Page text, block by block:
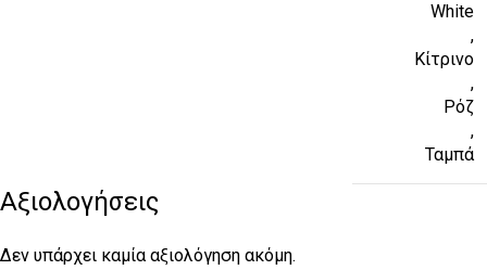
White
,
Κίτρινο
,
Ρόζ
,
Ταμπά
Αξιολογήσεις
Δεν υπάρχει καμία αξιολόγηση ακόμη.